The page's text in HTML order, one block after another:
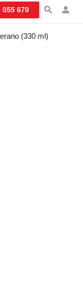
055 670
(330 ml)